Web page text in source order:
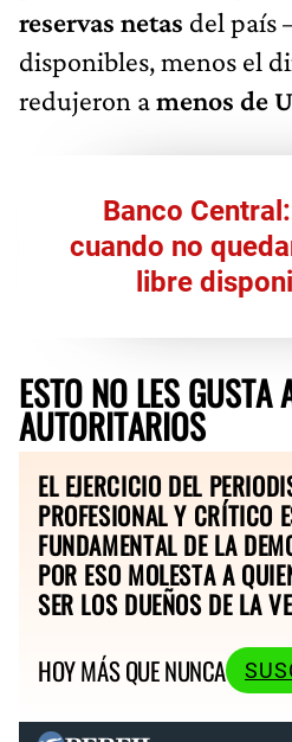
reservas netas del país
disponibles, menos el
redujeron amenos de
Banco
cuando no
libre
ESTO NO LES GUSTA
AUTORITARIOS
EL EJERCICIO DEL
PROFESIONAL Y CRÍTICO
FUNDAMENTAL DE LA
POR ESO MOLESTA A
SER LOS DUEÑOS DE LA
HOY MÁS QUE NUNCA